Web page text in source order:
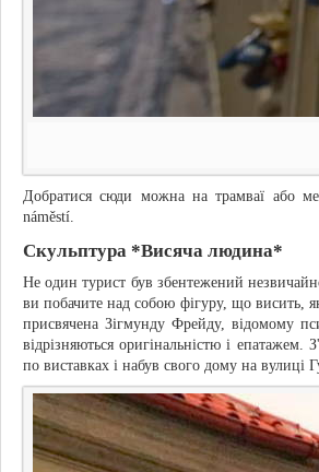
Добратися сюди можна на трамваї або
náměstí.
Скульптура *Висяча людина*
Не один турист був збентежений
ви побачите над собою фігуру, що висить,
присвячена Зігмунду Фрейду, відомому
відрізняються оригінальністю і
по виставках і набув свого дому на вулиці